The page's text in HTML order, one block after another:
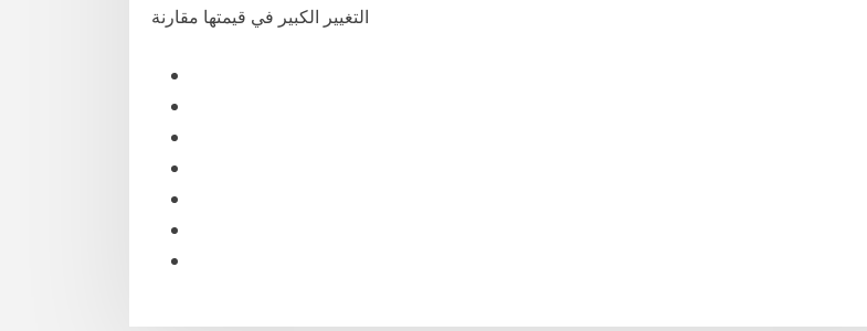
التغيير الكبير في قيمتها مقارنة